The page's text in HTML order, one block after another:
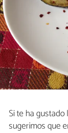
Si te ha
sugerimos que